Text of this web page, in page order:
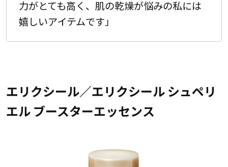
力がとても高く、肌の乾燥が悩みの私には
嬉しいアイテムです」
エリクシール／エリクシール シュペリ
エル ブースターエッセンス